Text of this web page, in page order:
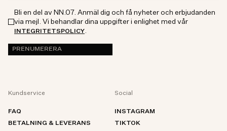
Bli en del av NN.07. Anmäl dig och få nyheter och erbjudanden
via mejl. Vi behandlar dina uppgifter i enlighet med vår
INTEGRITETSPOLICY.
PRENUMERERA
Kundservice
FAQ
BETALNING & LEVERANS
Social
INSTAGRAM
TIKTOK